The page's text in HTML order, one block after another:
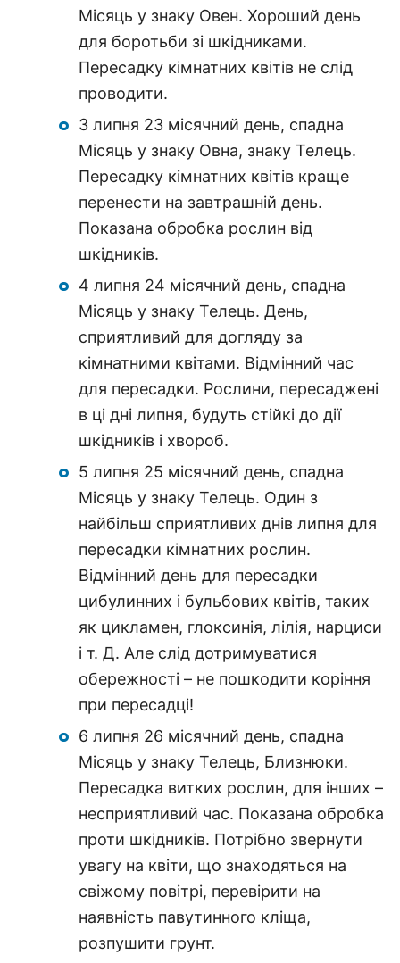
Місяць у знаку Овен. Хороший день
для боротьби зі шкідниками.
Пересадку кімнатних квітів не слід
проводити.
3 липня 23 місячний день, спадна
Місяць у знаку Овна, знаку Телець.
Пересадку кімнатних квітів краще
перенести на завтрашній день.
Показана обробка рослин від
шкідників.
4 липня 24 місячний день, спадна
Місяць у знаку Телець. День,
сприятливий для догляду за
кімнатними квітами. Відмінний час
для пересадки. Рослини, пересаджені
в ці дні липня, будуть стійкі до дії
шкідників і хвороб.
5 липня 25 місячний день, спадна
Місяць у знаку Телець. Один з
найбільш сприятливих днів липня для
пересадки кімнатних рослин.
Відмінний день для пересадки
цибулинних і бульбових квітів, таких
як цикламен, глоксинія, лілія, нарциси
і т. Д. Але слід дотримуватися
обережності – не пошкодити коріння
при пересадці!
6 липня 26 місячний день, спадна
Місяць у знаку Телець, Близнюки.
Пересадка витких рослин, для інших –
несприятливий час. Показана обробка
проти шкідників. Потрібно звернути
увагу на квіти, що знаходяться на
свіжому повітрі, перевірити на
наявність павутинного кліща,
розпушити грунт.